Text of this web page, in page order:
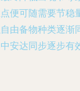
便可随需要节稳
由备物种类逐渐
安达同步逐步有